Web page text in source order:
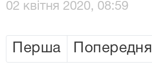
02 квітня 2020, 08:59
Перша Попередня